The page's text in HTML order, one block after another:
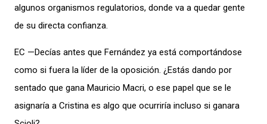
algunos organismos regulatorios, donde va a quedar gente
de su directa confianza.
EC —Decías antes que Fernández ya está comportándose
como si fuera la líder de la oposición. ¿Estás dando por
sentado que gana Mauricio Macri, o ese papel que se le
asignaría a Cristina es algo que ocurriría incluso si ganara